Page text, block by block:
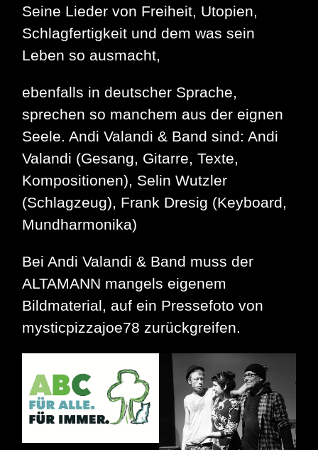
Seine Lieder von Freiheit, Utopien,
Schlagfertigkeit und dem was sein
Leben so ausmacht,
ebenfalls in deutscher Sprache,
sprechen so manchem aus der eignen
Seele. Andi Valandi & Band sind: Andi
Valandi (Gesang, Gitarre, Texte,
Kompositionen), Selin Wutzler
(Schlagzeug), Frank Dresig (Keyboard,
Mundharmonika)
Bei Andi Valandi & Band muss der
ALTAMANN mangels eigenem
Bildmaterial, auf ein Pressefoto von
mysticpizzajoe78 zurückgreifen.